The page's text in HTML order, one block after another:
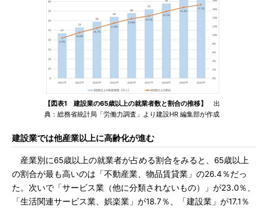
【図表1 建設業の65歳以上の就業者数と割合の推移】
出
典：総務省統計局「労働力調査」より建設HR 編集部が作成
建設業では他産業以上に高齢化が進む
産業別に65歳以上の就業者が占める割合をみると、65歳以上
の割合が最も高いのは「不動産業、物品賃貸業」の26.4％だっ
た。次いで「サービス業（他に分類されないもの）」が23.0％、
「生活関連サービス業、娯楽業」が18.7％、「建設業」が17.1％